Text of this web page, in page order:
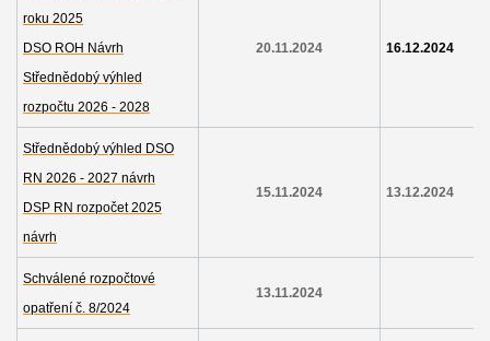
roku 2025
DSO ROH Návrh
Střednědobý výhled
rozpočtu 2026 - 2028
20.11.2024 16.12.2024
Střednědobý výhled DSO
RN 2026 - 2027 návrh
DSP RN rozpočet 2025
návrh
15.11.2024 13.12.2024
Schválené rozpočtové
opatření č. 8/2024
13.11.2024